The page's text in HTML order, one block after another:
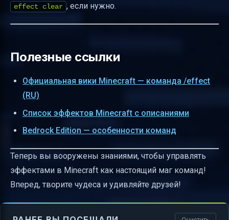
effect clear , если нужно.
Полезные ссылки
Официальная вики Minecraft — команда /effect
(RU)
Список эффектов Minecraft с описаниями
Bedrock Edition — особенности команд
Теперь вы вооружены знаниями, чтобы управлять
эффектами в Minecraft как настоящий маг команд!
Вперед, творите чудеса и удивляйте друзей!